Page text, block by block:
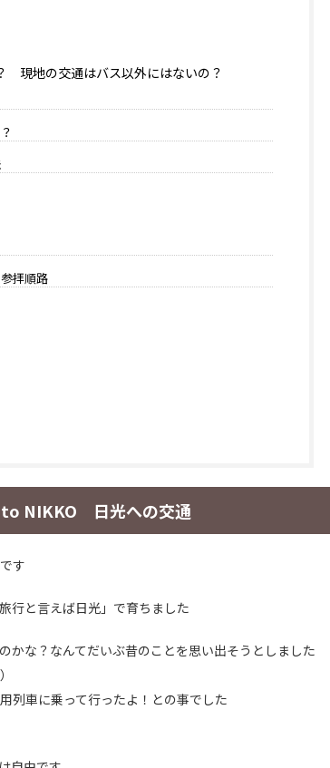
現地の交通はバス以外にはないの？
拝順路
NIKKO 日光への交通
す
行と言えば日光」で育ちました
かな？なんてだいぶ昔のことを思い出そうとしました
列車に乗って行ったよ！との事でした